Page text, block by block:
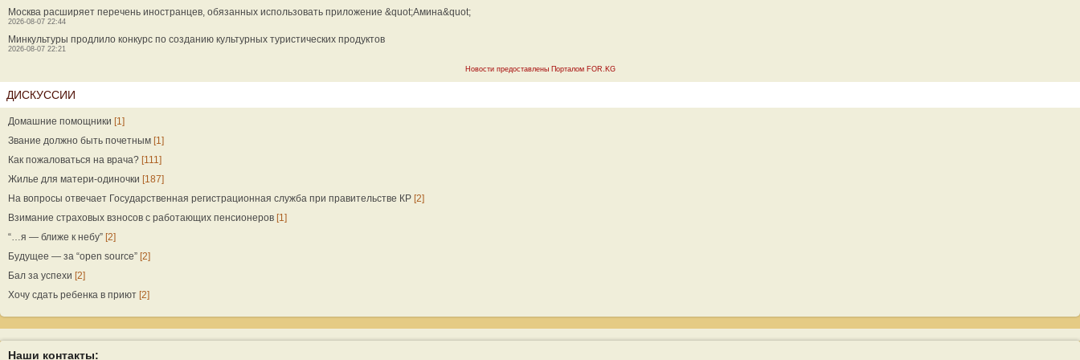
Москва расширяет перечень иностранцев, обязанных использовать приложение &quot;Амина&quot;
2026-08-07 22:44
Минкультуры продлило конкурс по созданию культурных туристических продуктов
2026-08-07 22:21
Новости предоставлены Порталом FOR.KG
ДИСКУССИИ
Домашние помощники [1]
Звание должно быть почетным [1]
Как пожаловаться на врача? [111]
Жилье для матери-одиночки [187]
На вопросы отвечает Государственная регистрационная служба при правительстве КР [2]
Взимание страховых взносов с работающих пенсионеров [1]
“…я — ближе к небу” [2]
Будущее — за “open source” [2]
Бал за успехи [2]
Хочу сдать ребенка в приют [2]
Наши контакты: